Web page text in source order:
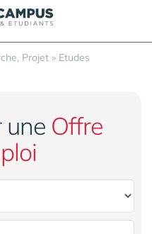
Projet » Etudes
une Offre